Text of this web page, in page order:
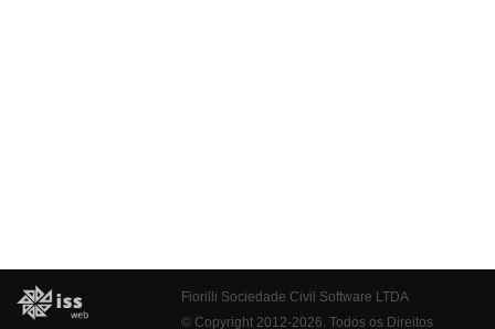
Fiorilli Sociedade Civil Software LTDA
© Copyright 2012-2026. Todos os Direitos